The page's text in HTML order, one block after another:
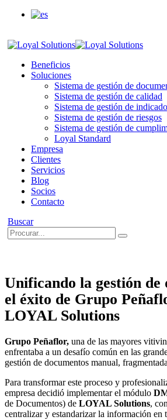
Beneficios
Soluciones
Sistema de gestión de
Sistema de gestión de calidad
Sistema de gestión de
Sistema de gestión de riesgos
Sistema de gestión de
Loyal Standard
Empresa
Clientes
Servicios
Blog
Socios
Contacto
Buscar
Unificando la gestión de
el éxito de Grupo
LOYAL Solutions
Grupo Peñaflor, una de las mayores
enfrentaba a un desafío común en las
gestión de documentos manual,
Para transformar este proceso y
empresa decidió implementar el módulo
de Documentos) de LOYAL Solutions,
centralizar y estandarizar la información en